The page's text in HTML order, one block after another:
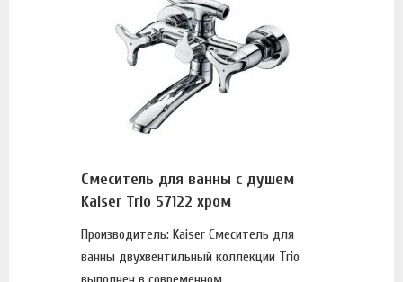
Смеситель для ванны с душем
Kaiser Trio 57122 хром
Производитель: Kaiser Смеситель для
ванны двухвентильный коллекции Trio